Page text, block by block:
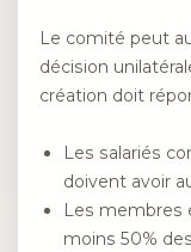
Le comité peut
décision
création doit
Les salariés
doivent avoir
Les membres
moins 50%